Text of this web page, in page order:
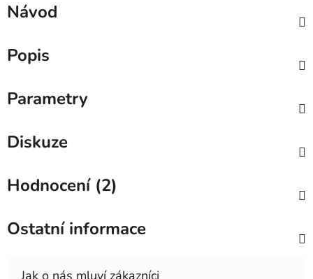
Návod
Popis
Parametry
Diskuze
Hodnocení (2)
Ostatní informace